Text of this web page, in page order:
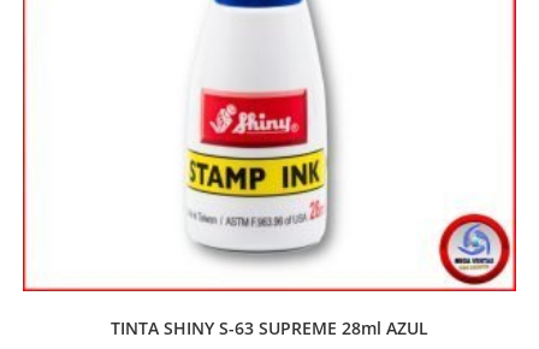
TINTA SHINY S-63 SUPREME 28ml AZUL